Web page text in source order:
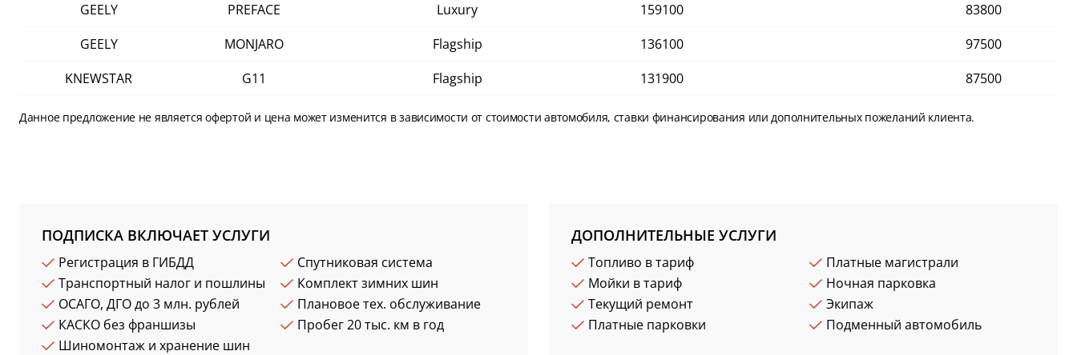
GEELY
PREFACE Luxury 159100
83800
GEELY
MONJARO Flagship 136100
97500
KNEWSTAR
G11 Flagship 131900 87500
Данное предложение не является офертой и цена может изменится в зависимости от стоимости автомобиля, ставки финансирования или дополнительных пожеланий клиента.
ПОДПИСКА ВКЛЮЧАЕТ УСЛУГИ
Регистрация в ГИБДД
Транспортный налог и пошлины
ОСАГО, ДГО до 3 млн. рублей
КАСКО без франшизы
Шиномонтаж и хранение шин
Спутниковая система
Комплект зимних шин
Плановое тех. обслуживание
Пробег 20 тыс. км в год
ДОПОЛНИТЕЛЬНЫЕ УСЛУГИ
Топливо в тариф
Мойки в тариф
Текущий ремонт
Платные парковки
Платные магистрали
Ночная парковка
Экипаж
Подменный автомобиль